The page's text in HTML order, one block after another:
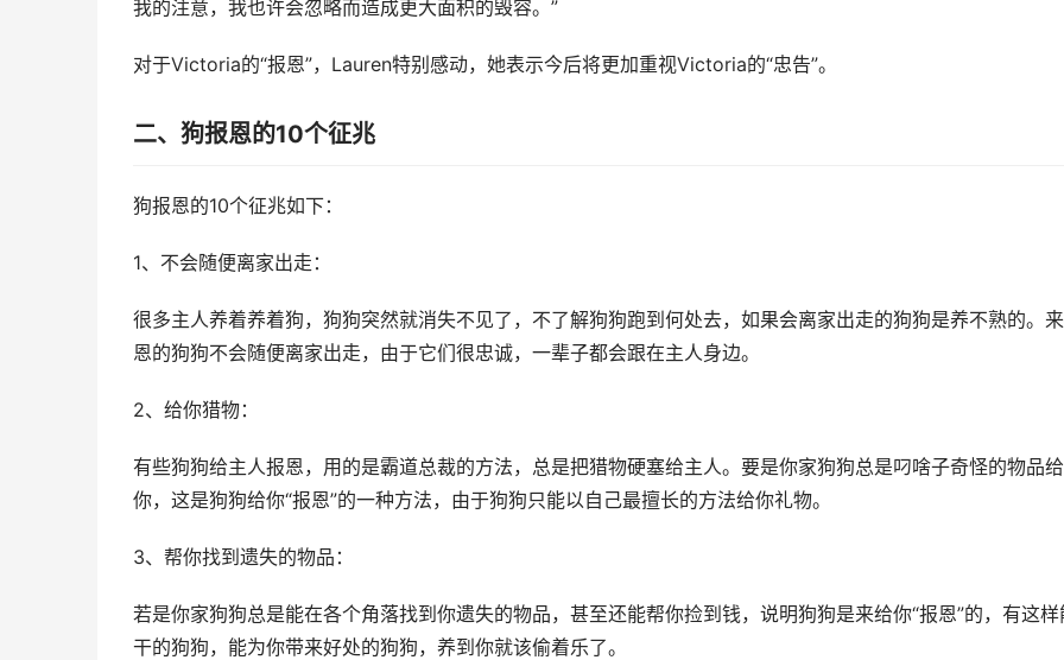
我的注意，我也许会忽略而造成更大面积的毁容。”
对于Victoria的“报恩”，Lauren特别感动，她表示今后将更加重视Victoria的“忠告”。
二、狗报恩的10个征兆
狗报恩的10个征兆如下：
1、不会随便离家出走：
很多主人养着养着狗，狗狗突然就消失不见了，不了解狗狗跑到何处去，如果会离家出走的狗狗是养不熟的。
恩的狗狗不会随便离家出走，由于它们很忠诚，一辈子都会跟在主人身边。
2、给你猎物：
有些狗狗给主人报恩，用的是霸道总裁的方法，总是把猎物硬塞给主人。要是你家狗狗总是叼啥子奇怪的物品给
你，这是狗狗给你“报恩”的一种方法，由于狗狗只能以自己最擅长的方法给你礼物。
3、帮你找到遗失的物品：
若是你家狗狗总是能在各个角落找到你遗失的物品，甚至还能帮你捡到钱，说明狗狗是来给你“报恩”的，有这样
干的狗狗，能为你带来好处的狗狗，养到你就该偷着乐了。